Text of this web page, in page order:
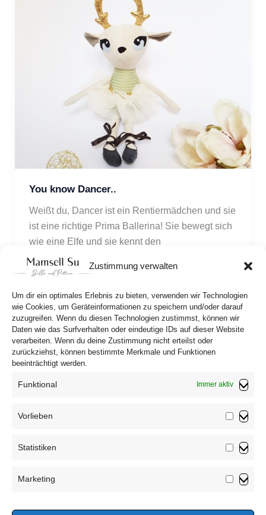
Zustimmung verwalten
Um dir ein optimales Erlebnis zu bieten, verwenden wir Technologien
wie Cookies, um Geräteinformationen zu speichern und/oder darauf
zuzugreifen. Wenn du diesen Technologien zustimmst, können wir
Daten wie das Surfverhalten oder eindeutige IDs auf dieser Website
verarbeiten. Wenn du deine Zustimmung nicht erteilst oder
zurückziehst, können bestimmte Merkmale und Funktionen
beeinträchtigt werden.
Funktional Immer aktiv
Vorlieben
Statistiken
Marketing
You know Dancer..
Weißt du, Dancer ist ein Rentiermädchen und sie
ist eine richtige Prima Ballerina! Sie bewegt sich
wie eine Elfe und sie kennt den
Weihnachtsmann!